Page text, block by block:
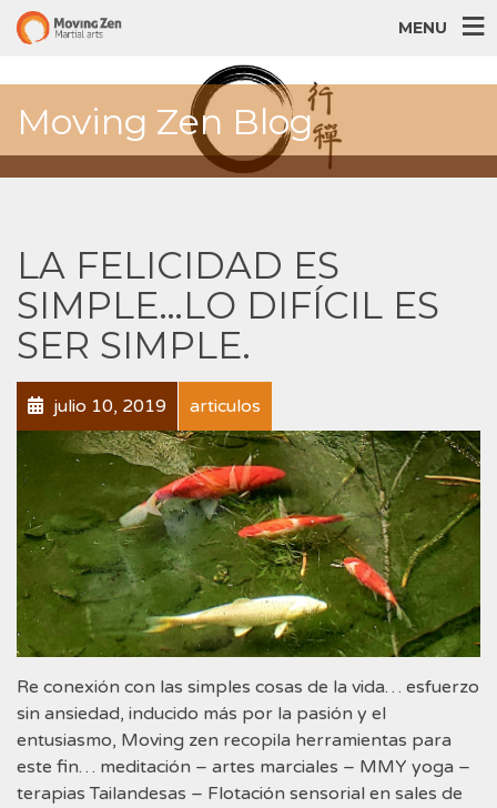
MENU
Moving Zen Blog
LA FELICIDAD ES
SIMPLE…LO DIFÍCIL ES
SER SIMPLE.
julio 10, 2019 articulos
Re conexión con las simples cosas de la vida… esfuerzo
sin ansiedad, inducido más por la pasión y el
entusiasmo, Moving zen recopila herramientas para
este fin… meditación – artes marciales – MMY yoga –
terapias Tailandesas – Flotación sensorial en sales de